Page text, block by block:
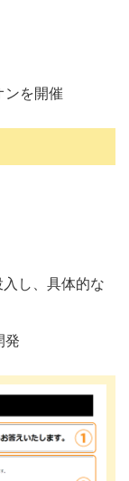
ンを開催
し、具体的な
発